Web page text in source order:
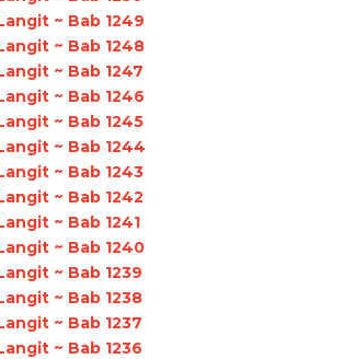
~ Bab 1249
~ Bab 1248
~ Bab 1247
~ Bab 1246
~ Bab 1245
~ Bab 1244
~ Bab 1243
~ Bab 1242
~ Bab 1241
~ Bab 1240
~ Bab 1239
~ Bab 1238
~ Bab 1237
~ Bab 1236